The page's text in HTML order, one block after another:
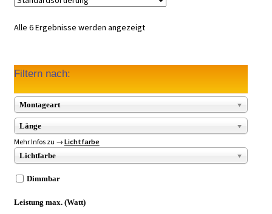
Alle 6 Ergebnisse werden angezeigt
Filtern nach:
Montageart
Länge
Mehr Infos zu → Lichtfarbe
Lichtfarbe
Dimmbar
Leistung max. (Watt)